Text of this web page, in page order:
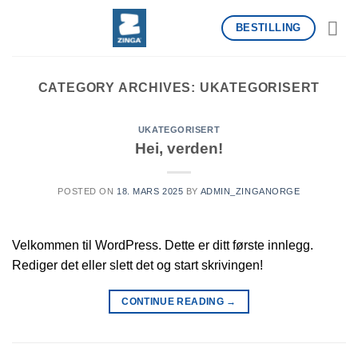
BESTILLING
CATEGORY ARCHIVES: UKATEGORISERT
UKATEGORISERT
Hei, verden!
POSTED ON 18. MARS 2025 BY ADMIN_ZINGANORGE
Velkommen til WordPress. Dette er ditt første innlegg.
Rediger det eller slett det og start skrivingen!
CONTINUE READING →